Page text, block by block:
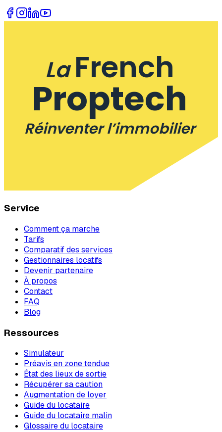
LaFrench
Proptech
Réinventer l’immobilier
Service
Comment ça marche
Tarifs
Comparatif des services
Gestionnaires locatifs
Devenir partenaire
À propos
Contact
FAQ
Blog
Ressources
Simulateur
Préavis en zone tendue
État des lieux de sortie
Récupérer sa caution
Augmentation de loyer
Guide du locataire
Guide du locataire malin
Glossaire du locataire